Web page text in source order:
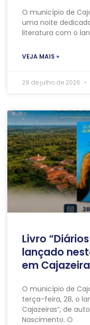
O município de
uma noite
literatura com o
VEJA MAIS »
29 de julho de 2026
Livro
lançado
em
O município de
terça-feira, 28, o
Cajazeiras”, de
Nascimento. O